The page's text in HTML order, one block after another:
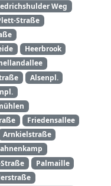
Weg
Straße
Heerbrook
Alsenpl.
Friedensallee
Arnkielstraße
Palmaille